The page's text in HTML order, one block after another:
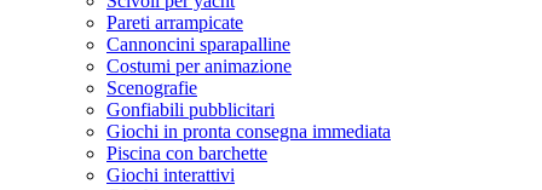
Pareti arrampicate
Cannoncini sparapalline
Costumi per animazione
Scenografie
Gonfiabili pubblicitari
Giochi in pronta consegna immediata
Piscina con barchette
Giochi interattivi